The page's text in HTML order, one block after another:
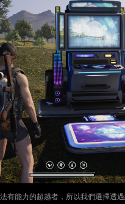
有能力的超越者，所以我們選擇透